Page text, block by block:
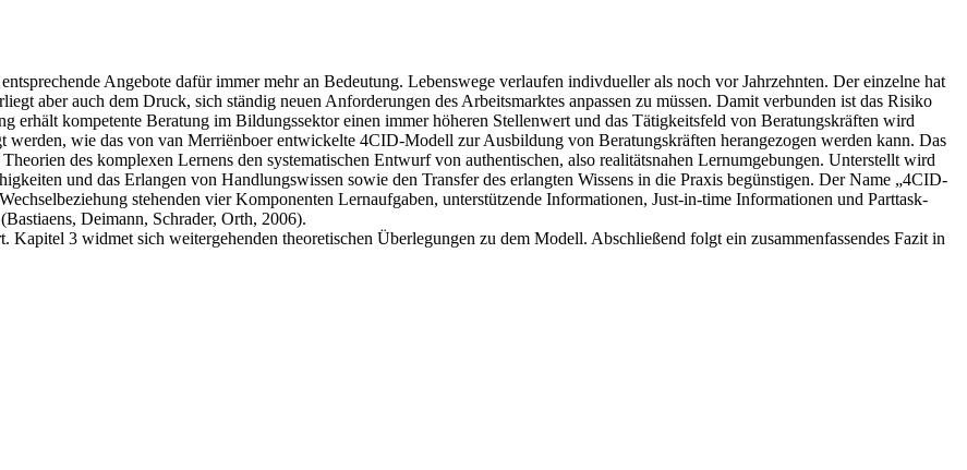
Angebote dafür immer mehr an Bedeutung. Lebenswege verlaufen indivdueller als noch vor Jahrzehnten. Der einzelne hat
aber auch dem Druck, sich ständig neuen Anforderungen des Arbeitsmarktes anpassen zu müssen. Damit verbunden ist das Risiko
erhält kompetente Beratung im Bildungssektor einen immer höheren Stellenwert und das Tätigkeitsfeld von Beratungskräften wird
werden, wie das von van Merriënboer entwickelte 4CID-Modell zur Ausbildung von Beratungskräften herangezogen werden kann. Das
des komplexen Lernens den systematischen Entwurf von authentischen, also realitätsnahen Lernumgebungen. Unterstellt wird
und das Erlangen von Handlungswissen sowie den Transfer des erlangten Wissens in die Praxis begünstigen. Der Name „4CID-
stehenden vier Komponenten Lernaufgaben, unterstützende Informationen, Just-in-time Informationen und Parttask-
Deimann, Schrader, Orth, 2006).
3 widmet sich weitergehenden theoretischen Überlegungen zu dem Modell. Abschließend folgt ein zusammenfassendes Fazit in